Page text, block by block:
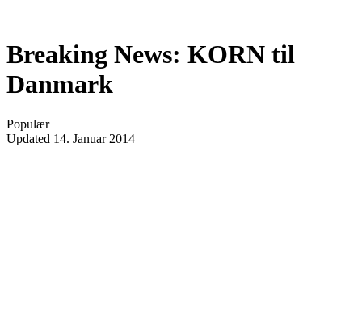
Breaking News: KORN til
Danmark
Populær
Updated 14. Januar 2014